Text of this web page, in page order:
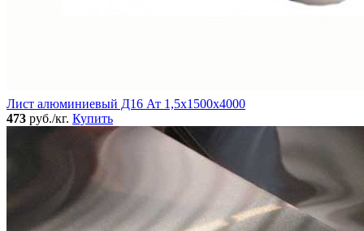
Лист алюминиевый Д16 Ат 1,5х1500х4000
473 руб./кг. Купить